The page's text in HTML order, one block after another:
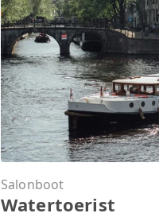
Salonboot
Watertoerist